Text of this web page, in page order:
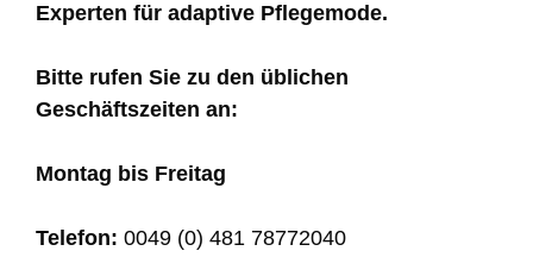
Experten für adaptive Pflegemode.
Bitte rufen Sie zu den üblichen
Geschäftszeiten an:
Montag bis Freitag
Telefon: 0049 (0) 481 78772040